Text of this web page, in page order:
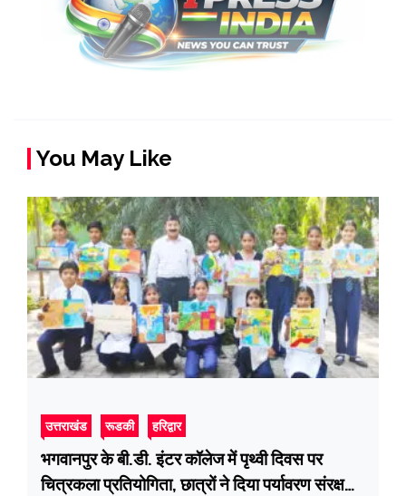
You May Like
उत्तराखंड रूडकी हरिद्वार
भगवानपुर के बी.डी. इंटर कॉलेज में पृथ्वी दिवस पर
चित्रकला प्रतियोगिता, छात्रों ने दिया पर्यावरण संरक्षण